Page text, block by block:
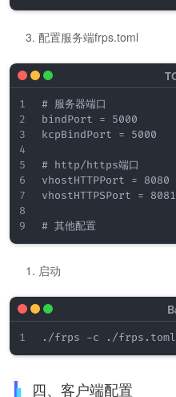
配置服务端frps.toml
# 服务器端口
bindPort = 5000
kcpBindPort = 5000
# http/https端口
vhostHTTPPort = 8080
vhostHTTPSPort = 8081
启动
四、客户端配置